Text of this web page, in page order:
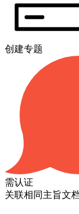
创建专题
需认证
关联相同主旨文